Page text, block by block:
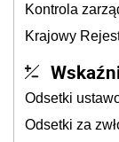
Kontrola
Krajowy
Odsetki
Odsetki za